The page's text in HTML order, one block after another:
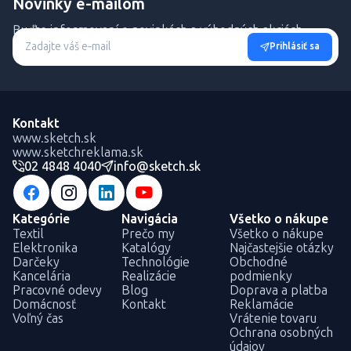
Novinky e-mailom
Buďte informovaní o novinkách a výhodných akciách.
Prihlásiť sa
Kontakt
www.sketch.sk
www.sketchreklama.sk
02 4848 4040
info@sketch.sk
Kategórie
Textil
Elektronika
Darčeky
Kancelária
Pracovné odevy
Domácnosť
Voľný čas
Navigácia
Prečo my
Katalógy
Technológie
Realizácie
Blog
Kontakt
Všetko o nákupe
Všetko o nákupe
Najčastejšie otázky
Obchodné
podmienky
Doprava a platba
Reklamácie
Vrátenie tovaru
Ochrana osobných
údajov